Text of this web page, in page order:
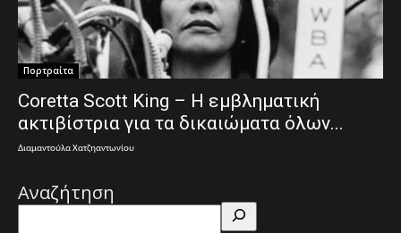
Πορτραίτα
Coretta Scott King – Η εμβληματική
ακτιβίστρια για τα δικαιώματα όλων...
Διαμαντούλα Χατζηαντωνίου
Αναζήτηση